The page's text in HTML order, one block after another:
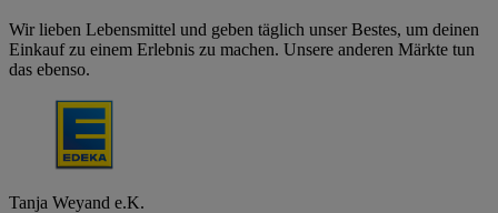
Wir lieben Lebensmittel und geben täglich unser Bestes, um deinen
Einkauf zu einem Erlebnis zu machen. Unsere anderen Märkte tun
das ebenso.
Tanja Weyand e.K.